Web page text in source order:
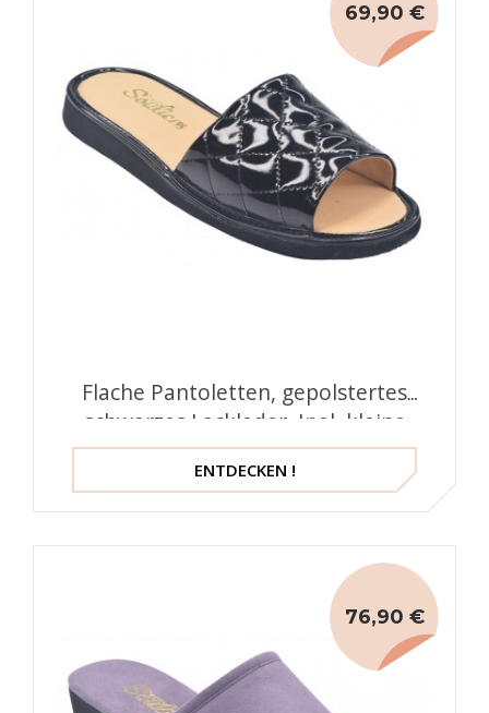
Flache Pantoletten, gepolstertes
schwarzes Lackleder, Inel, kleine
Schuhe
69,90 €
ENTDECKEN !
76,90 €